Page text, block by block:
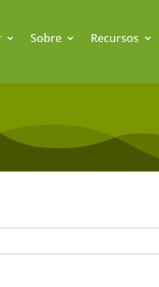
Sobre Recursos